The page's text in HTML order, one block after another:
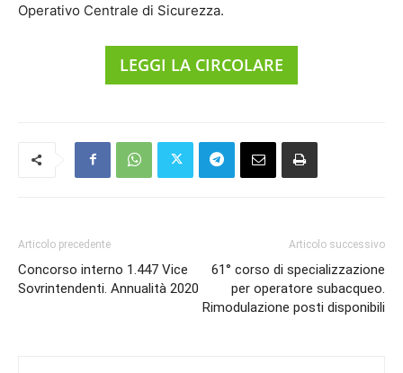
Operativo Centrale di Sicurezza.
LEGGI LA CIRCOLARE
Articolo precedente
Concorso interno 1.447 Vice
Sovrintendenti. Annualità 2020
Articolo successivo
61° corso di specializzazione
per operatore subacqueo.
Rimodulazione posti disponibili